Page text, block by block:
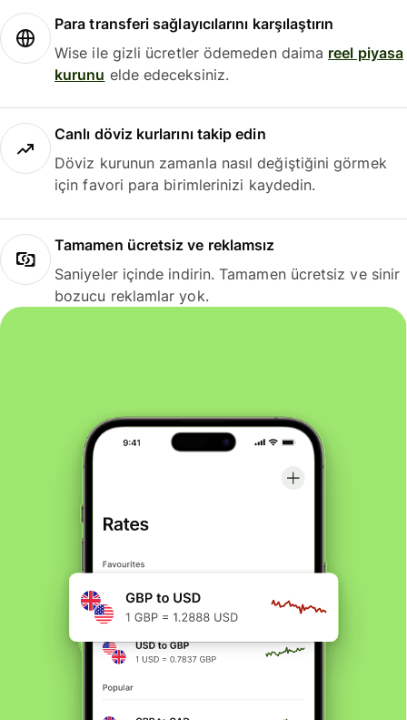
Para transferi sağlayıcılarını karşılaştırın
Wise ile gizli ücretler ödemeden daima reel piyasa
kurunu elde edeceksiniz.
Canlı döviz kurlarını takip edin
Döviz kurunun zamanla nasıl değiştiğini görmek
için favori para birimlerinizi kaydedin.
Tamamen ücretsiz ve reklamsız
Saniyeler içinde indirin. Tamamen ücretsiz ve sinir
bozucu reklamlar yok.